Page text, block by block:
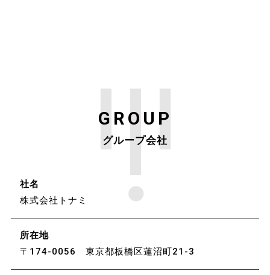
GROUP
グループ会社
社名
株式会社トナミ
所在地
〒174-0056 東京都板橋区蓮沼町21-3